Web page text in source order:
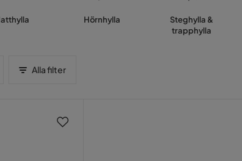
Hörnhylla
Steghylla &
trapphylla
Alla filter